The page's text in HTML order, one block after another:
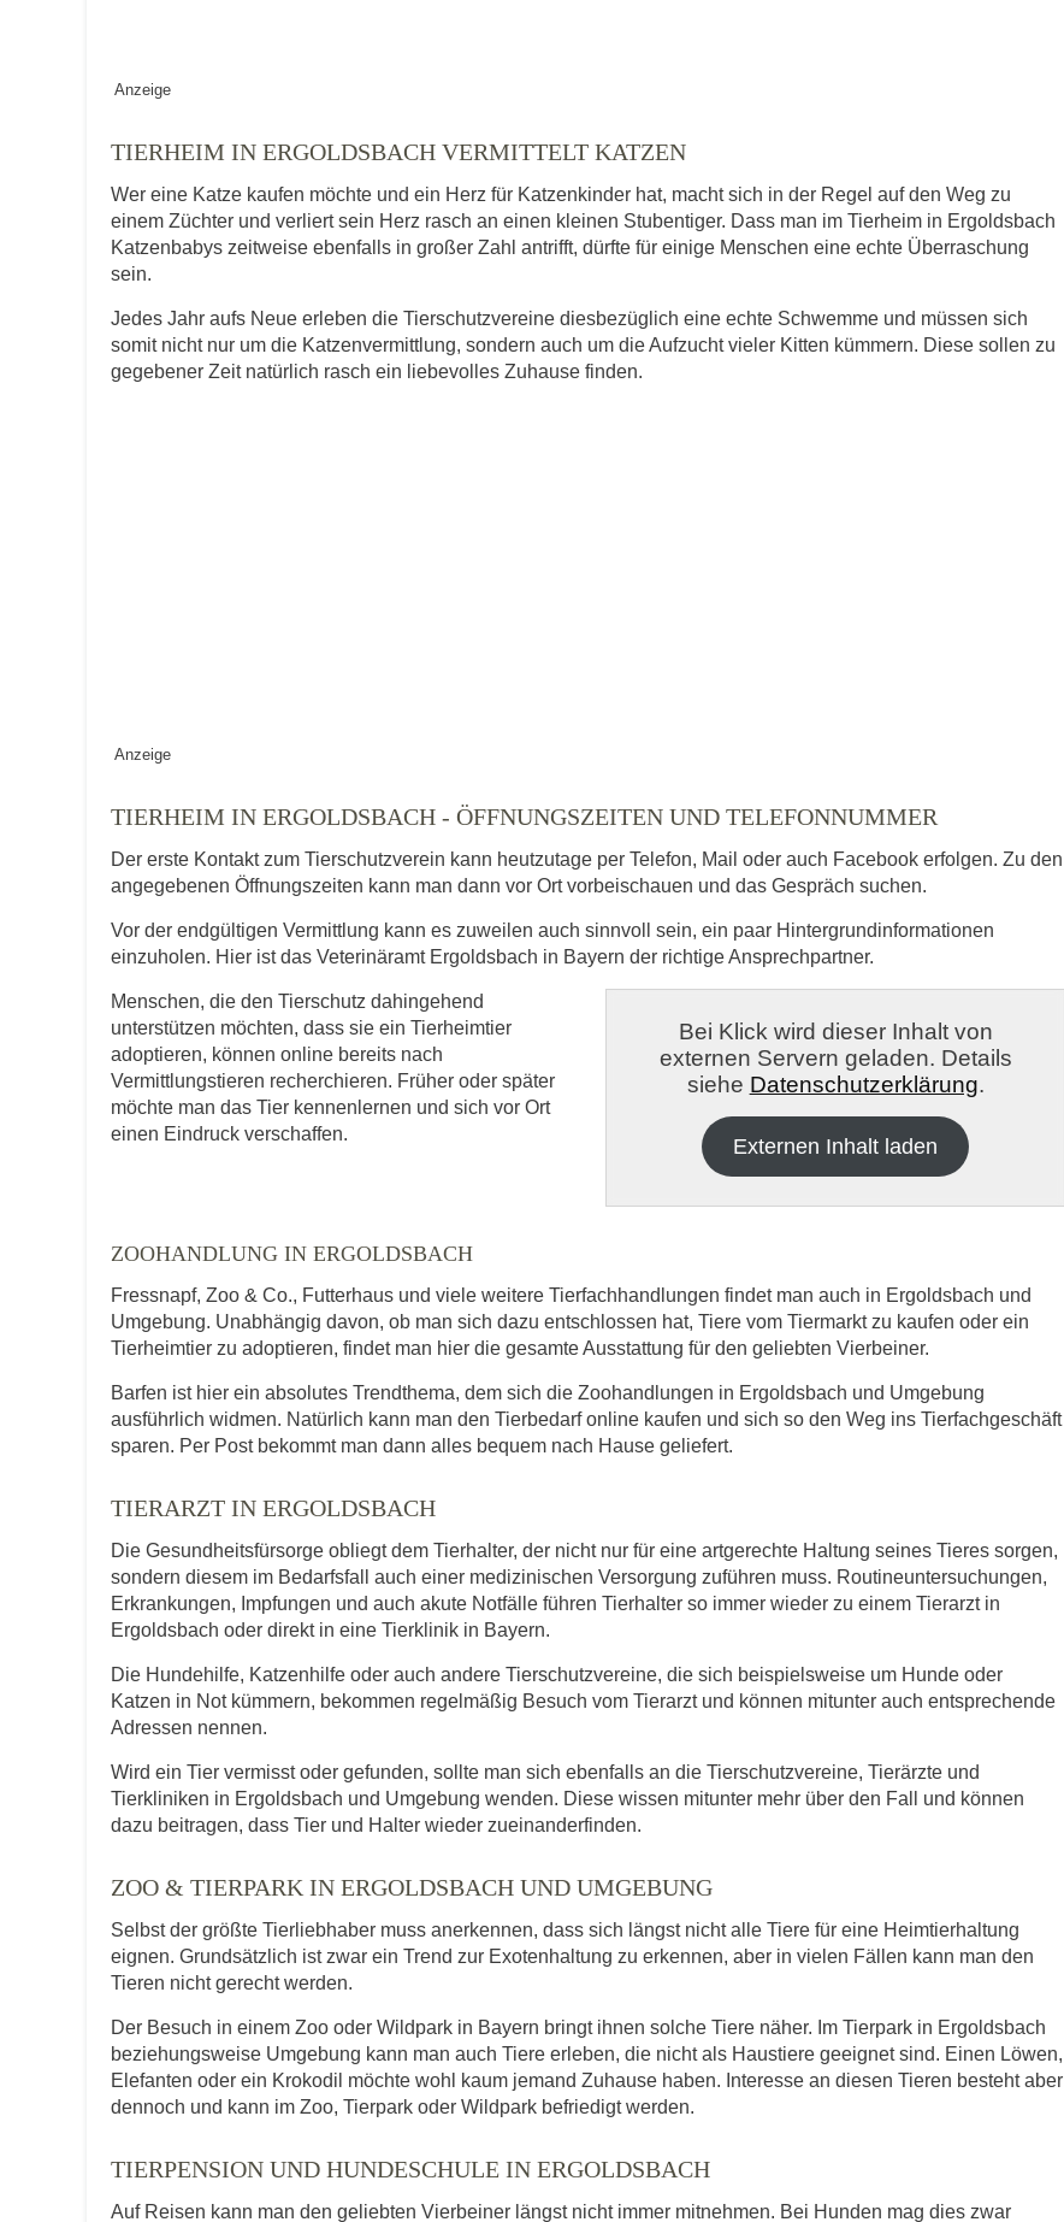
Alter des Tiers
Beschreibung des Tiers*
Kontaktdaten des Besitzers
Diese Daten werden zu Kontaktaufnahme veröffentlicht.
E-Mail-Adresse
Mit Absenden der Daten akzeptiere ich dieDatenschutzbedinungen..
ABSENDEN
Anzeige
TIERHEIM IN ERGOLDSBACH VERMITTELT KATZEN
Wer eine Katze kaufen möchte und ein Herz für Katzenkinder hat, macht sich in der Regel auf den Weg zu
einem Züchter und verliert sein Herz rasch an einen kleinen Stubentiger. Dass man im Tierheim in Ergoldsbach
Katzenbabys zeitweise ebenfalls in großer Zahl antrifft, dürfte für einige Menschen eine echte Überraschung
sein.
Jedes Jahr aufs Neue erleben die Tierschutzvereine diesbezüglich eine echte Schwemme und müssen sich
somit nicht nur um die Katzenvermittlung, sondern auch um die Aufzucht vieler Kitten kümmern. Diese sollen zu
gegebener Zeit natürlich rasch ein liebevolles Zuhause finden.
Anzeige
TIERHEIM IN ERGOLDSBACH - ÖFFNUNGSZEITEN UND TELEFONNUMMER
Der erste Kontakt zum Tierschutzverein kann heutzutage per Telefon, Mail oder auch Facebook erfolgen. Zu den
angegebenen Öffnungszeiten kann man dann vor Ort vorbeischauen und das Gespräch suchen.
Vor der endgültigen Vermittlung kann es zuweilen auch sinnvoll sein, ein paar Hintergrundinformationen
einzuholen. Hier ist das Veterinäramt Ergoldsbach in Bayern der richtige Ansprechpartner.
Menschen, die den Tierschutz dahingehend
unterstützen möchten, dass sie ein Tierheimtier
adoptieren, können online bereits nach
Vermittlungstieren recherchieren. Früher oder später
möchte man das Tier kennenlernen und sich vor Ort
einen Eindruck verschaffen.
Bei Klick wird dieser Inhalt von
externen Servern geladen. Details
siehe Datenschutzerklärung.
Externen Inhalt laden
ZOOHANDLUNG IN ERGOLDSBACH
Fressnapf, Zoo & Co., Futterhaus und viele weitere Tierfachhandlungen findet man auch in Ergoldsbach und
Umgebung. Unabhängig davon, ob man sich dazu entschlossen hat, Tiere vom Tiermarkt zu kaufen oder ein
Tierheimtier zu adoptieren, findet man hier die gesamte Ausstattung für den geliebten Vierbeiner.
Barfen ist hier ein absolutes Trendthema, dem sich die Zoohandlungen in Ergoldsbach und Umgebung
ausführlich widmen. Natürlich kann man den Tierbedarf online kaufen und sich so den Weg ins Tierfachgeschäft
sparen. Per Post bekommt man dann alles bequem nach Hause geliefert.
TIERARZT IN ERGOLDSBACH
Die Gesundheitsfürsorge obliegt dem Tierhalter, der nicht nur für eine artgerechte Haltung seines Tieres sorgen,
sondern diesem im Bedarfsfall auch einer medizinischen Versorgung zuführen muss. Routineuntersuchungen,
Erkrankungen, Impfungen und auch akute Notfälle führen Tierhalter so immer wieder zu einem Tierarzt in
Ergoldsbach oder direkt in eine Tierklinik in Bayern.
Die Hundehilfe, Katzenhilfe oder auch andere Tierschutzvereine, die sich beispielsweise um Hunde oder
Katzen in Not kümmern, bekommen regelmäßig Besuch vom Tierarzt und können mitunter auch entsprechende
Adressen nennen.
Wird ein Tier vermisst oder gefunden, sollte man sich ebenfalls an die Tierschutzvereine, Tierärzte und
Tierkliniken in Ergoldsbach und Umgebung wenden. Diese wissen mitunter mehr über den Fall und können
dazu beitragen, dass Tier und Halter wieder zueinanderfinden.
ZOO & TIERPARK IN ERGOLDSBACH UND UMGEBUNG
Selbst der größte Tierliebhaber muss anerkennen, dass sich längst nicht alle Tiere für eine Heimtierhaltung
eignen. Grundsätzlich ist zwar ein Trend zur Exotenhaltung zu erkennen, aber in vielen Fällen kann man den
Tieren nicht gerecht werden.
Der Besuch in einem Zoo oder Wildpark in Bayern bringt ihnen solche Tiere näher. Im Tierpark in Ergoldsbach
beziehungsweise Umgebung kann man auch Tiere erleben, die nicht als Haustiere geeignet sind. Einen Löwen,
Elefanten oder ein Krokodil möchte wohl kaum jemand Zuhause haben. Interesse an diesen Tieren besteht aber
dennoch und kann im Zoo, Tierpark oder Wildpark befriedigt werden.
TIERPENSION UND HUNDESCHULE IN ERGOLDSBACH
Auf Reisen kann man den geliebten Vierbeiner längst nicht immer mitnehmen. Bei Hunden mag dies zwar